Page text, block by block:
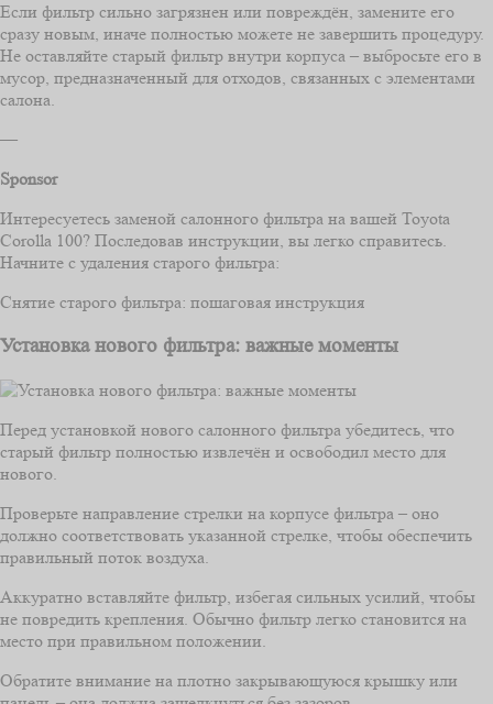
Если фильтр сильно загрязнен или повреждён, замените его
сразу новым, иначе полностью можете не завершить процедуру.
Не оставляйте старый фильтр внутри корпуса – выбросьте его в
мусор, предназначенный для отходов, связанных с элементами
салона.
—
Sponsor
Интересуетесь заменой салонного фильтра на вашей Toyota
Corolla 100? Последовав инструкции, вы легко справитесь.
Начните с удаления старого фильтра:
Снятие старого фильтра: пошаговая инструкция
Установка нового фильтра: важные моменты
Перед установкой нового салонного фильтра убедитесь, что
старый фильтр полностью извлечён и освободил место для
нового.
Проверьте направление стрелки на корпусе фильтра – оно
должно соответствовать указанной стрелке, чтобы обеспечить
правильный поток воздуха.
Аккуратно вставляйте фильтр, избегая сильных усилий, чтобы
не повредить крепления. Обычно фильтр легко становится на
место при правильном положении.
Обратите внимание на плотно закрывающуюся крышку или